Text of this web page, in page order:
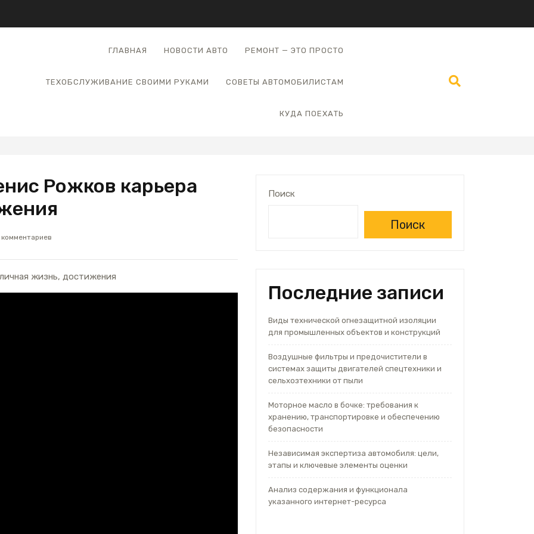
ГЛАВНАЯ НОВОСТИ АВТО РЕМОНТ — ЭТО ПРОСТО
ТЕХОБСЛУЖИВАНИЕ СВОИМИ РУКАМИ СОВЕТЫ АВТОМОБИЛИСТАМ
КУДА ПОЕХАТЬ
Рожков карьера
Поиск
Поиск
Последние записи
Виды технической огнезащитной изоляции
для промышленных объектов и конструкций
Воздушные фильтры и предочистители в
системах защиты двигателей спецтехники и
сельхозтехники от пыли
Моторное масло в бочке: требования к
хранению, транспортировке и обеспечению
безопасности
Независимая экспертиза автомобиля: цели,
этапы и ключевые элементы оценки
Анализ содержания и функционала
указанного интернет-ресурса